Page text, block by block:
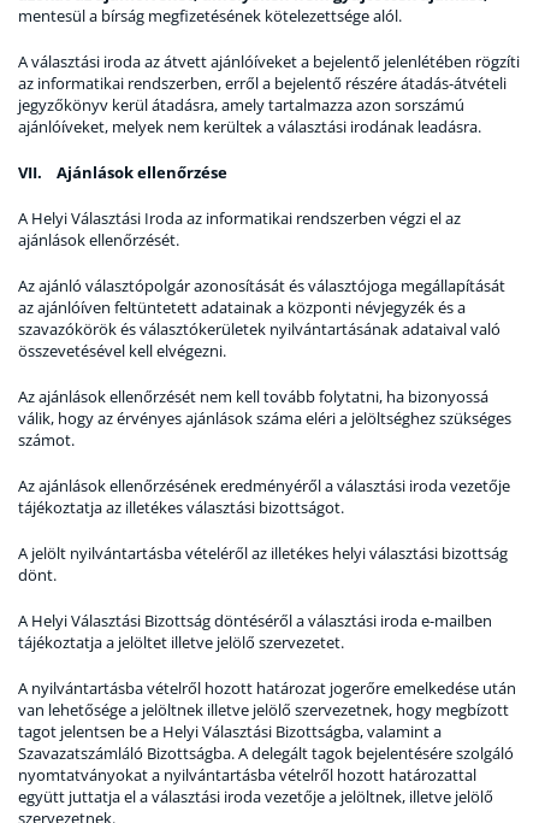
mentesül a bírság megfizetésének kötelezettsége alól.
A választási iroda az átvett ajánlóíveket a bejelentő jelenlétében rögzíti
az informatikai rendszerben, erről a bejelentő részére átadás-átvételi
jegyzőkönyv kerül átadásra, amely tartalmazza azon sorszámú
ajánlóíveket, melyek nem kerültek a választási irodának leadásra.
VII. Ajánlások ellenőrzése
A Helyi Választási Iroda az informatikai rendszerben végzi el az
ajánlások ellenőrzését.
Az ajánló választópolgár azonosítását és választójoga megállapítását
az ajánlóíven feltüntetett adatainak a központi névjegyzék és a
szavazókörök és választókerületek nyilvántartásának adataival való
összevetésével kell elvégezni.
Az ajánlások ellenőrzését nem kell tovább folytatni, ha bizonyossá
válik, hogy az érvényes ajánlások száma eléri a jelöltséghez szükséges
számot.
Az ajánlások ellenőrzésének eredményéről a választási iroda vezetője
tájékoztatja az illetékes választási bizottságot.
A jelölt nyilvántartásba vételéről az illetékes helyi választási bizottság
dönt.
A Helyi Választási Bizottság döntéséről a választási iroda e-mailben
tájékoztatja a jelöltet illetve jelölő szervezetet.
A nyilvántartásba vételről hozott határozat jogerőre emelkedése után
van lehetősége a jelöltnek illetve jelölő szervezetnek, hogy megbízott
tagot jelentsen be a Helyi Választási Bizottságba, valamint a
Szavazatszámláló Bizottságba. A delegált tagok bejelentésére szolgáló
nyomtatványokat a nyilvántartásba vételről hozott határozattal
együtt juttatja el a választási iroda vezetője a jelöltnek, illetve jelölő
szervezetnek.